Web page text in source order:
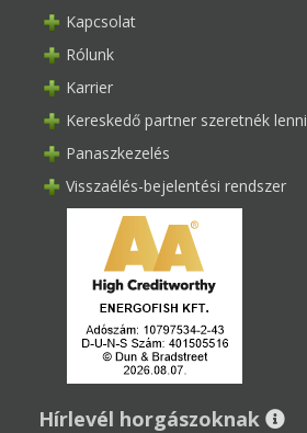
Kapcsolat
Rólunk
Karrier
Kereskedő partner szeretnék lenni
Panaszkezelés
Visszaélés-bejelentési rendszer
Hírlevél horgászoknak